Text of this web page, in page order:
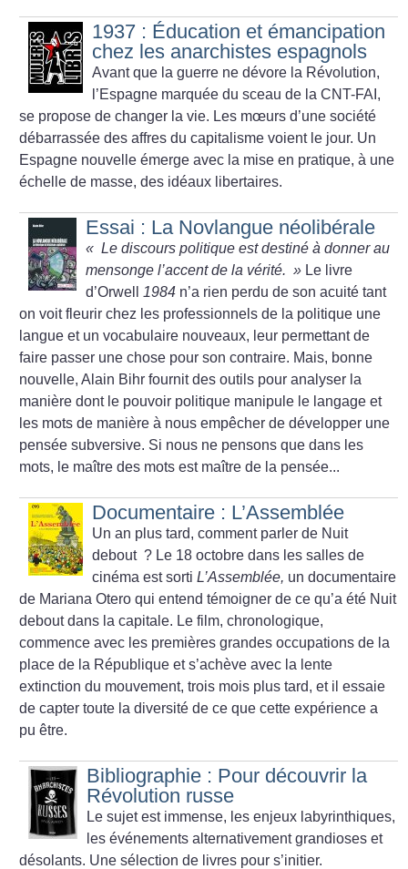
1937 : Éducation et émancipation
chez les anarchistes espagnols
Avant que la guerre ne dévore la Révolution,
l’Espagne marquée du sceau de la CNT-FAI,
se propose de changer la vie. Les mœurs d’une société
débarrassée des affres du capitalisme voient le jour. Un
Espagne nouvelle émerge avec la mise en pratique, à une
échelle de masse, des idéaux libertaires.
Essai : La Novlangue néolibérale
« Le discours politique est destiné à donner au
mensonge l’accent de la vérité. » Le livre
d’Orwell 1984 n’a rien perdu de son acuité tant
on voit fleurir chez les professionnels de la politique une
langue et un vocabulaire nouveaux, leur permettant de
faire passer une chose pour son contraire. Mais, bonne
nouvelle, Alain Bihr fournit des outils pour analyser la
manière dont le pouvoir politique manipule le langage et
les mots de manière à nous empêcher de développer une
pensée subversive. Si nous ne pensons que dans les
mots, le maître des mots est maître de la pensée...
Documentaire : L’Assemblée
Un an plus tard, comment parler de Nuit
debout ? Le 18 octobre dans les salles de
cinéma est sortiL’Assemblée, un documentaire
de Mariana Otero qui entend témoigner de ce qu’a été Nuit
debout dans la capitale. Le film, chronologique,
commence avec les premières grandes occupations de la
place de la République et s’achève avec la lente
extinction du mouvement, trois mois plus tard, et il essaie
de capter toute la diversité de ce que cette expérience a
pu être.
Bibliographie : Pour découvrir la
Révolution russe
Le sujet est immense, les enjeux labyrinthiques,
les événements alternativement grandioses et
désolants. Une sélection de livres pour s’initier.